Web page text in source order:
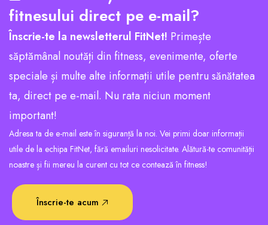
fitnesului direct pe e-mail?
Înscrie-te la newsletterul FitNet! Primește
săptămânal noutăți din fitness, evenimente, oferte
speciale și multe alte informații utile pentru sănătatea
ta, direct pe e-mail. Nu rata niciun moment
important!
Adresa ta de e-mail este în siguranță la noi. Vei primi doar informații
utile de la echipa FitNet, fără emailuri nesolicitate. Alătură-te comunității
noastre și fii mereu la curent cu tot ce contează în fitness!
Înscrie-te acum